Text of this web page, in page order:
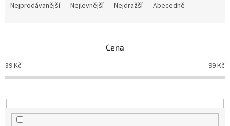
p
r
o
u
Nejprodávanější Nejlevnější Nejdražší Abecedně
Cena
39Kč 99Kč